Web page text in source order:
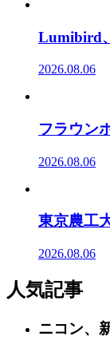
Lumibird
2026.08.06
フラウン
2026.08.06
東京農工
2026.08.06
人気記事
ニコン、